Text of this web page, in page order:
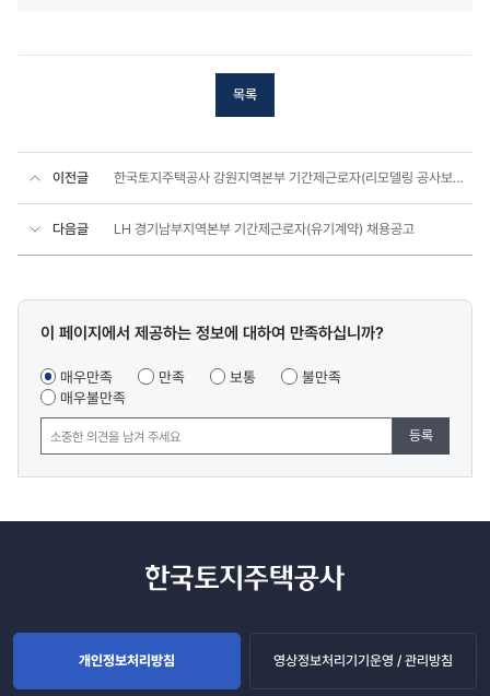
목록
이전글 한국토지주택공사 강원지역본부 기간제근로자(리모델링 공사보조, 주거복지관리) 채용공고
다음글 LH 경기남부지역본부 기간제근로자(유기계약) 채용공고
콘텐츠
조사
이 페이지에서 제공하는 정보에 대하여 만족하십니까?
매우만족 만족 보통
불만족
매우불만족
등록
개인정보처리방침 영상정보처리기기운영 / 관리방침